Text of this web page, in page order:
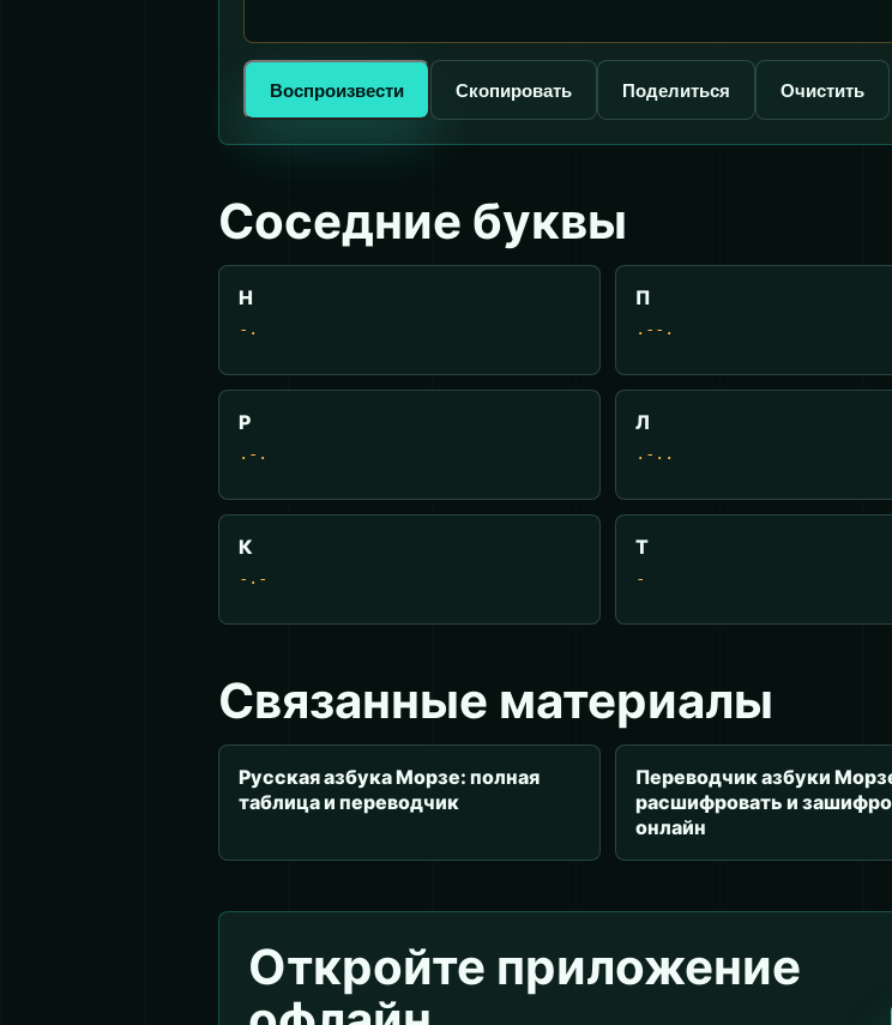
Воспроизвести Скопировать Поделиться Очистить
Соседние буквы
Н
-.
П
.--.
Р
.-.
Л
.-..
К
-.-
Т
-
Связанные материалы
Русская азбука Морзе: полная
таблица и переводчик
Переводчик азбуки
расшифровать и
онлайн
Откройте приложение